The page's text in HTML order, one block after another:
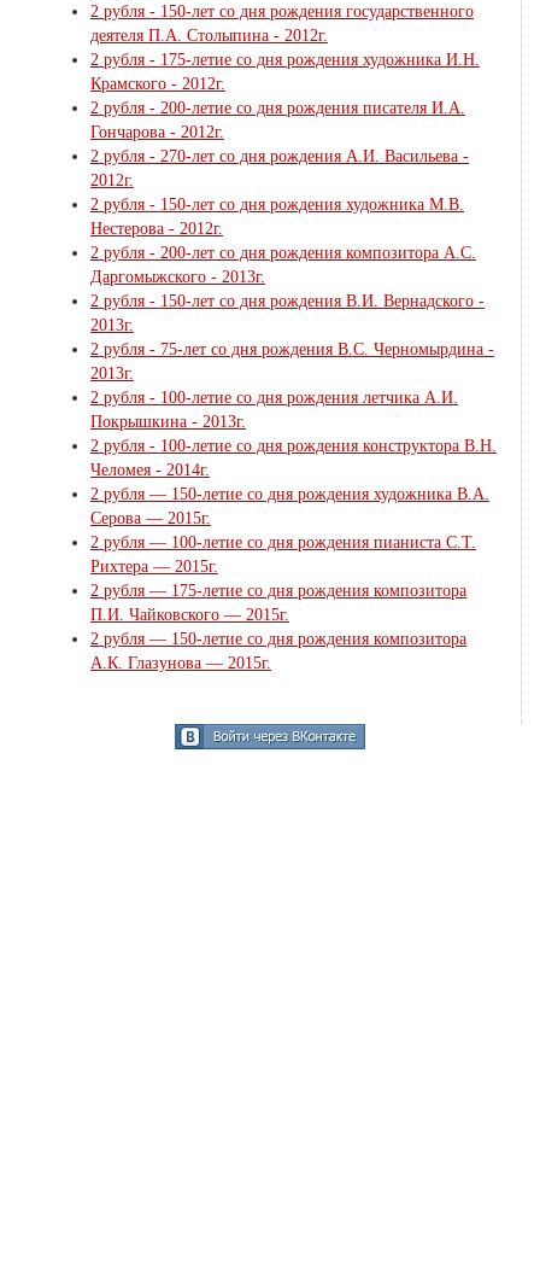
2 рубля - 150-лет со дня рождения государственного
деятеля П.А. Столыпина - 2012г.
2 рубля - 175-летие со дня рождения художника И.Н.
Крамского - 2012г.
2 рубля - 200-летие со дня рождения писателя И.А.
Гончарова - 2012г.
2 рубля - 270-лет со дня рождения А.И. Васильева -
2012г.
2 рубля - 150-лет со дня рождения художника М.В.
Нестерова - 2012г.
2 рубля - 200-лет со дня рождения композитора А.С.
Даргомыжского - 2013г.
2 рубля - 150-лет со дня рождения В.И. Вернадского -
2013г.
2 рубля - 75-лет со дня рождения В.С. Черномырдина -
2013г.
2 рубля - 100-летие со дня рождения летчика А.И.
Покрышкина - 2013г.
2 рубля - 100-летие со дня рождения конструктора В.Н.
Челомея - 2014г.
2 рубля — 150-летие со дня рождения художника В.А.
Серова — 2015г.
2 рубля — 100-летие со дня рождения пианиста С.Т.
Рихтера — 2015г.
2 рубля — 175-летие со дня рождения композитора
П.И. Чайковского — 2015г.
2 рубля — 150-летие со дня рождения композитора
А.К. Глазунова — 2015г.